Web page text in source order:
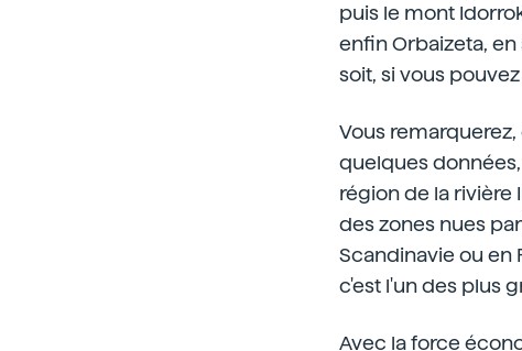
puis le mont
enfin Orbaizeta,
soit, si vous
Vous
quelques
région de la rivière
des zones nues
Scandinavie ou en
c'est l'un des plus
Avec la force